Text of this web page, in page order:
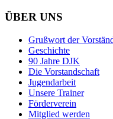
ÜBER UNS
Grußwort der
Geschichte
90 Jahre DJK
Die Vorstandschaft
Jugendarbeit
Unsere Trainer
Förderverein
Mitglied werden